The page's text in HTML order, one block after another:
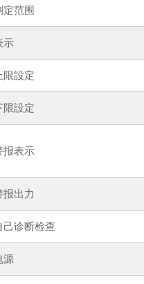
定范围
示
限設定
限設定
报表示
报出力
己诊断检查
源